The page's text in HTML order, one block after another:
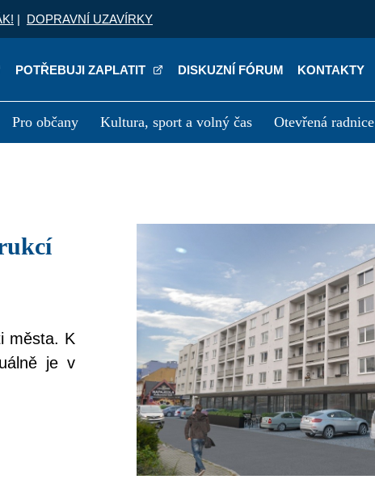
| DOPRAVNÍ UZAVÍRKY
POTŘEBUJI ZAPLATIT DISKUZNÍ FÓRUM KONTAKTY
Pro občany Kultura, sport a volný čas Otevřená radnice
města. K
je v